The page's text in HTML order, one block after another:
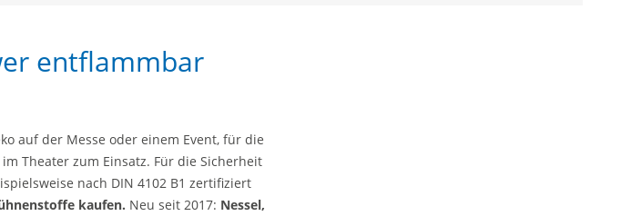
entflammbar
auf der Messe oder einem Event, für die
Theater zum Einsatz. Für die Sicherheit
nach DIN 4102 B1 zertifiziert
kaufen. Neu seit 2017: Nessel,